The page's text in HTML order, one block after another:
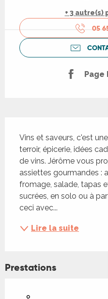
+ 3 autre(s)
05
Page
Vins et saveurs, c'est
terroir, épicerie, idées
de vins. Jérôme vous
assiettes gourmandes :
fromage, salade, tapas
sucrées, en solo ou à
ceci avec...
Lire la suite
Prestations